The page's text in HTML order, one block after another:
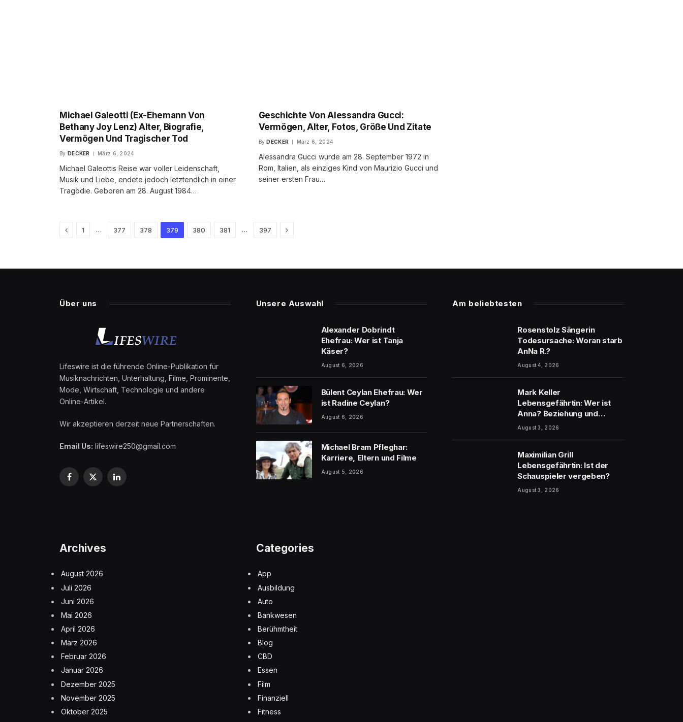
Michael Galeotti (Ex-Ehemann Von
Bethany Joy Lenz) Alter, Biografie,
Vermögen Und Tragischer Tod
By DECKER März 6, 2024
Michael Galeottis Reise war voller Leidenschaft,
Musik und Liebe, endete jedoch letztendlich in einer
Tragödie. Geboren am 28. August 1984…
Geschichte Von Alessandra Gucci:
Vermögen, Alter, Fotos, Größe Und Zitate
By DECKER März 6, 2024
Alessandra Gucci wurde am 28. September 1972 in
Rom, Italien, als einziges Kind von Maurizio Gucci und
seiner ersten Frau…
Previous
1 … 377 378 379 380 381 … 397 Next
Über uns
Lifeswire ist die führende Online-Publikation für
Musiknachrichten, Unterhaltung, Filme, Prominente,
Mode, Wirtschaft, Technologie und andere
Online-Artikel.
Wir akzeptieren derzeit neue Partnerschaften.
Email Us: lifeswire250@gmail.com
Facebook
X
LinkedIn
Unsere Auswahl
Alexander Dobrindt
Ehefrau: Wer ist Tanja
Käser?
August 6, 2026
Bülent Ceylan Ehefrau: Wer
ist Radine Ceylan?
August 6, 2026
Michael Bram Pfleghar:
Karriere, Eltern und Filme
August 5, 2026
Am beliebtesten
Rosenstolz Sängerin
Todesursache: Woran starb
AnNa R.?
August 4, 2026
Mark Keller
Lebensgefährtin: Wer ist
Anna? Beziehung und
Scheidung
August 3, 2026
Maximilian Grill
Lebensgefährtin: Ist der
Schauspieler vergeben?
August 3, 2026
Archives
August 2026
Juli 2026
Juni 2026
Mai 2026
April 2026
März 2026
Februar 2026
Januar 2026
Dezember 2025
November 2025
Oktober 2025
Categories
App
Ausbildung
Auto
Bankwesen
Berühmtheit
Blog
CBD
Essen
Film
Finanziell
Fitness